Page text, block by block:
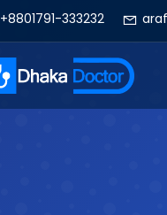
+8801791-333232